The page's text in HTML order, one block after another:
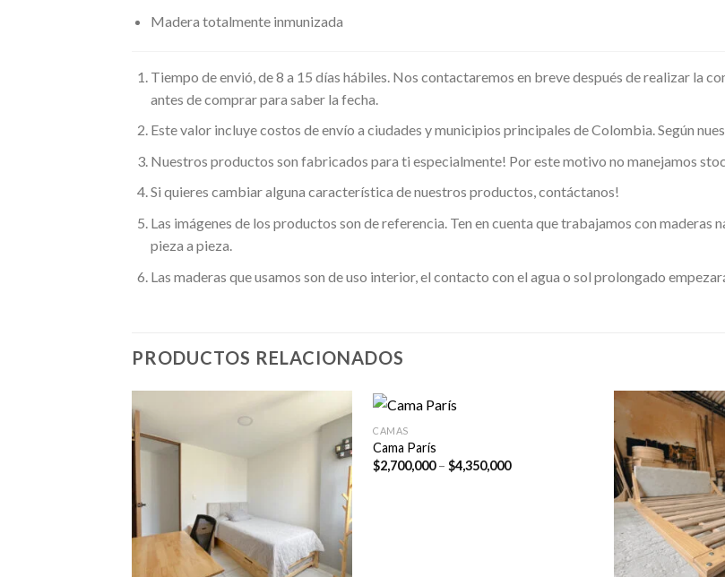
Madera totalmente inmunizada
Tiempo de envió, de 8 a 15 días hábiles. Nos contactaremos en breve después de realizar la
antes de comprar para saber la fecha.
Este valor incluye costos de envío a ciudades y municipios principales de Colombia. Según
Nuestros productos son fabricados para ti especialmente! Por este motivo no manejamos
Si quieres cambiar alguna característica de nuestros productos, contáctanos!
Las imágenes de los productos son de referencia. Ten en cuenta que trabajamos con
pieza a pieza.
Las maderas que usamos son de uso interior, el contacto con el agua o sol prolongado
PRODUCTOS RELACIONADOS
CAMAS
Cama París
$2,700,000 – $4,350,000Price